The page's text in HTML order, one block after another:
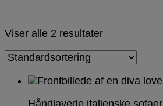
Viser alle 2 resultater